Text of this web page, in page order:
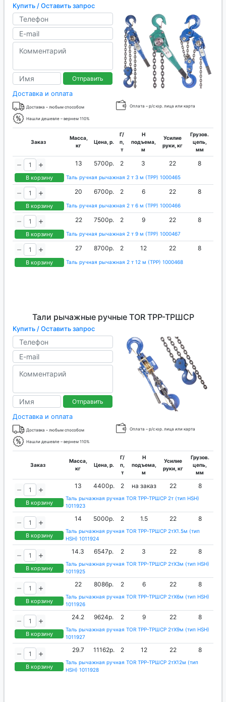
Купить / Оставить запрос
Отправить
Доставка и оплата
Доставка – любым способом Оплата – р/с юр. лица или карта
Нашли дешевле – вернем 110%
Заказ
Масса,
кг
Цена, р.
Г/
п,
т
H
подъема,
м
Усилие
руки, кг
Грузов.
цепь,
мм
В корзину
13 5700р. 2 3 22 8
Таль ручная рычажная 2 т 3 м (ТРР) 1000465
В корзину
20 6700р. 2 6 22 8
Таль ручная рычажная 2 т 6 м (ТРР) 1000466
В корзину
22 7500р. 2 9 22 8
Таль ручная рычажная 2 т 9 м (ТРР) 1000467
В корзину
27 8700р. 2 12 22 8
Таль ручная рычажная 2 т 12 м (ТРР) 1000468
Тали рычажные ручные TOR ТРР-ТРШСР
Купить / Оставить запрос
Отправить
Доставка и оплата
Доставка – любым способом Оплата – р/с юр. лица или карта
Нашли дешевле – вернем 110%
Заказ
Масса,
кг
Цена, р.
Г/
п,
т
H
подъема,
м
Усилие
руки, кг
Грузов.
цепь,
мм
В корзину
13 4400р. 2 на заказ 22 8
Таль рычажная ручная TOR ТРР-ТРШСР 2т (тип HSH)
1011923
В корзину
14 5000р. 2 1.5 22 8
Таль рычажная ручная TOR ТРР-ТРШСР 2тХ1.5м (тип
HSH) 1011924
В корзину
14.3 6547р. 2 3 22 8
Таль рычажная ручная TOR ТРР-ТРШСР 2тХ3м (тип HSH)
1011925
В корзину
22 8086р. 2 6 22 8
Таль рычажная ручная TOR ТРР-ТРШСР 2тХ6м (тип HSH)
1011926
В корзину
24.2 9624р. 2 9 22 8
Таль рычажная ручная TOR ТРР-ТРШСР 2тХ9м (тип HSH)
1011927
В корзину
29.7 11162р. 2 12 22 8
Таль рычажная ручная TOR ТРР-ТРШСР 2тХ12м (тип
HSH) 1011928